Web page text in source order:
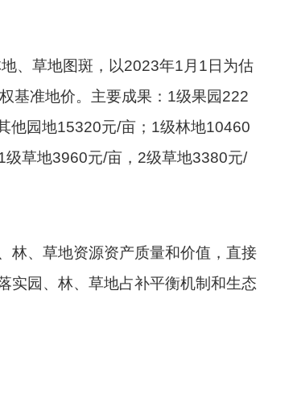
、草地图斑，以2023年1月1日为估
基准地价。主要成果：1级果园222
他园地15320元/亩；1级林地10460
草地3960元/亩，2级草地3380元/
林、草地资源资产质量和价值，直接
实园、林、草地占补平衡机制和生态